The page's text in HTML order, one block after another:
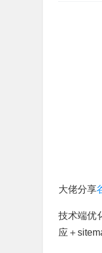
大佬分享
技术端优
应＋